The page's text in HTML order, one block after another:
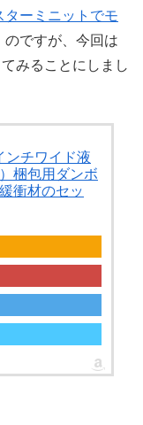
ターミニットでモ
のですが、今回は
みることにしまし
ンチワイド液
梱包用ダンボ
衝材のセッ